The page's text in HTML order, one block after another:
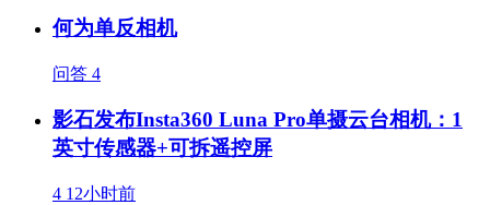
何为单反相机
问答 4
影石发布Insta360 Luna Pro单摄云台相机：1
英寸传感器+可拆遥控屏
4 12小时前